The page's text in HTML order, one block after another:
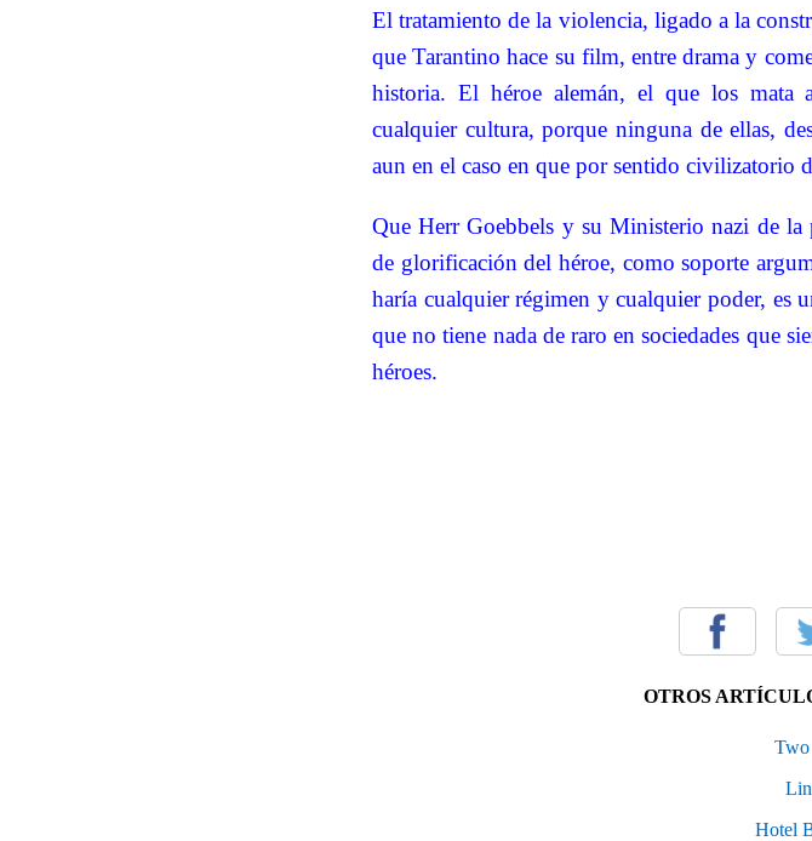
El tratamiento de la violencia, ligado a la
que Tarantino hace su film, entre drama y
historia. El héroe alemán, el que los mata
cualquier cultura, porque ninguna de ellas,
aun en el caso en que por sentido civilizatorio
Que Herr Goebbels y su Ministerio nazi de la
de glorificación del héroe, como soporte
haría cualquier régimen y cualquier poder, es
que no tiene nada de raro en sociedades que
héroes.
OTROS
Two
Hotel